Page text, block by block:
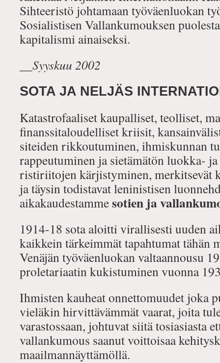
Sihteeristö johtamaan työväenluokan
Sosialistisen Vallankumouksen
kapitalismi ainaiseksi.
__Syyskuu 2002
SOTA JA NELJÄS
Katastrofaaliset kaupalliset, teolliset,
finanssitaloudelliset kriisit,
siteiden rikkoutuminen, ihmiskunnan
rappeutuminen ja sietämätön luokka-
ristiriitojen kärjistyminen, merkitsevät
ja täysin todistavat leninistisen
aikakaudestammesotien ja
1914-18 sota aloitti virallisesti uuden
kaikkein tärkeimmät tapahtumat tähän
Venäjän työväenluokan valtaannousu
proletariaatin kukistuminen vuonna
Ihmisten kauheat onnettomuudet joka
vieläkin hirvittävämmät vaarat, joita
varastossaan, johtuvat siitä tosiasiasta
vallankumous saanut voittoisaa
maailmannäyttämöllä.